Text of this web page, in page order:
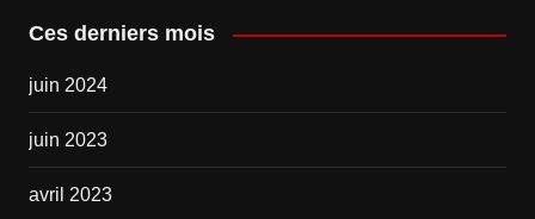
Ces derniers mois
juin 2024
juin 2023
avril 2023